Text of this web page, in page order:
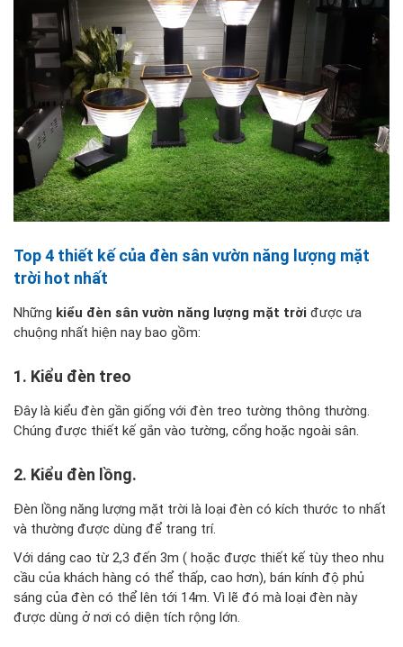
Top 4 thiết kế của đèn sân vườn năng lượng mặt
trời hot nhất
Những kiểu đèn sân vườn năng lượng mặt trời được ưa
chuộng nhất hiện nay bao gồm:
1. Kiểu đèn treo
Đây là kiểu đèn gần giống với đèn treo tường thông thường.
Chúng được thiết kế gắn vào tường, cổng hoặc ngoài sân.
2. Kiểu đèn lồng.
Đèn lồng năng lượng mặt trời là loại đèn có kích thước to nhất
và thường được dùng để trang trí.
Với dáng cao từ 2,3 đến 3m ( hoặc được thiết kế tùy theo nhu
cầu của khách hàng có thể thấp, cao hơn), bán kính độ phủ
sáng của đèn có thể lên tới 14m. Vì lẽ đó mà loại đèn này
được dùng ở nơi có diện tích rộng lớn.